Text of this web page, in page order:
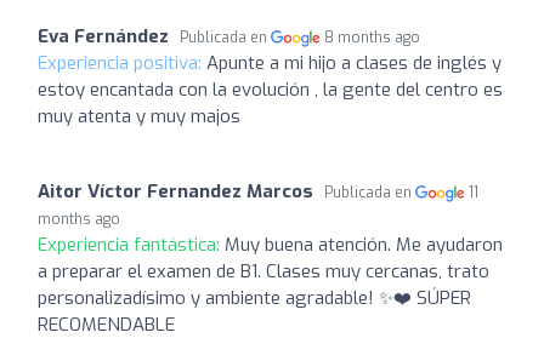
Eva Fernández Publicada en 8 months ago
Experiencia positiva: Apunte a mi hijo a clases de inglés y
estoy encantada con la evolución , la gente del centro es
muy atenta y muy majos
Aitor Víctor Fernandez Marcos Publicada en
11
months ago
Experiencia fantástica: Muy buena atención. Me ayudaron
a preparar el examen de B1. Clases muy cercanas, trato
personalizadísimo y ambiente agradable! ✨❤️ SÚPER
RECOMENDABLE